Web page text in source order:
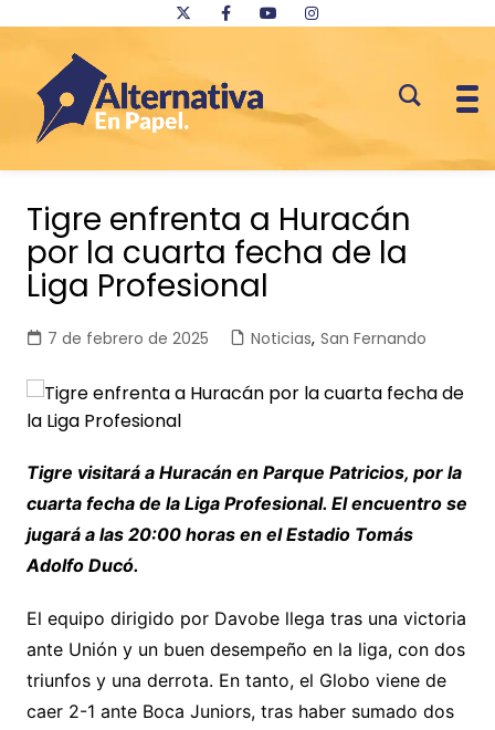
contenido
Tigre enfrenta a Huracán
por la cuarta fecha de la
Liga Profesional
7 de febrero de 2025 Noticias, San Fernando
Tigre visitará a Huracán en Parque Patricios, por la
cuarta fecha de la Liga Profesional. El encuentro se
jugará a las 20:00 horas en el Estadio Tomás
Adolfo Ducó.
El equipo dirigido por Davobe llega tras una victoria
ante Unión y un buen desempeño en la liga, con dos
triunfos y una derrota. En tanto, el Globo viene de
caer 2-1 ante Boca Juniors, tras haber sumado dos